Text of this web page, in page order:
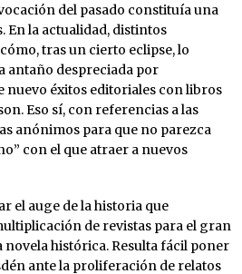
del pasado constituía una
En la actualidad, distintos
tras un cierto eclipse, lo
antaño despreciada por
nuevo éxitos editoriales con libros
Eso sí, con referencias a las
anónimos para que no parezca
con el que atraer a nuevos
el auge de la historia que
de revistas para el gran
novela histórica. Resulta fácil poner
ante la proliferación de relatos